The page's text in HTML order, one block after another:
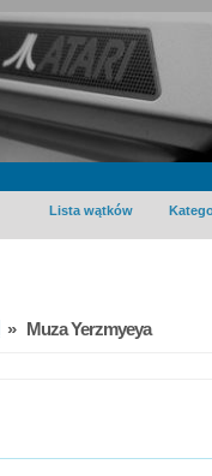
Lista wątków
» Muza Yerzmyeya